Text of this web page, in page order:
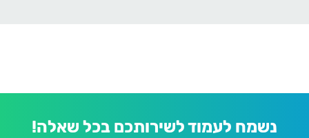
נשמח לעמוד לשירותכם בכל שאלה!